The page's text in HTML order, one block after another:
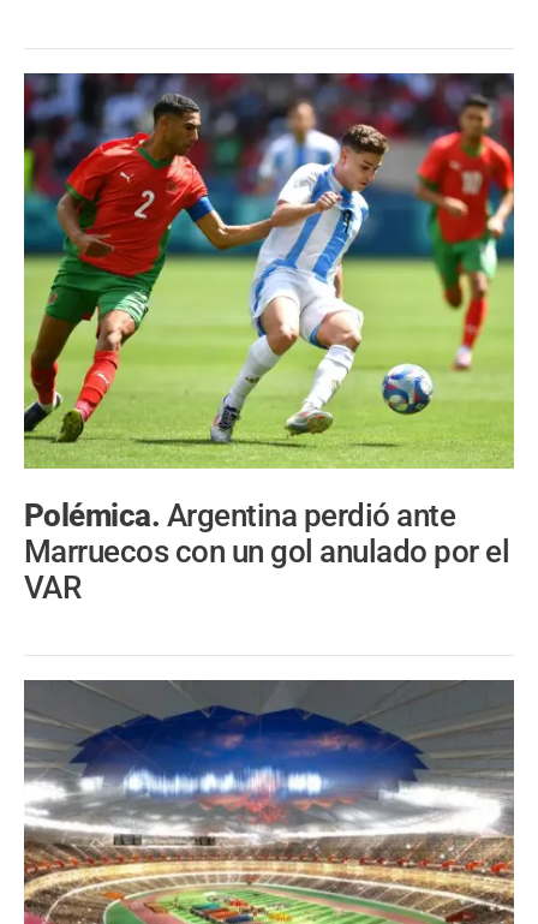
Polémica. Argentina perdió ante
Marruecos con un gol anulado por el
VAR